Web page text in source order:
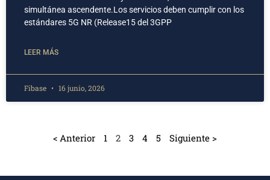
simultánea ascendente.Los servicios deben cumplir con los
estándares 5G NR (Release15 del 3GPP
LEER MÁS
Fibase 16 junio, 2026
< Anterior 1 2 3 4 5 Siguiente >